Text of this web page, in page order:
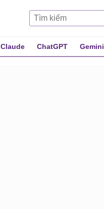
Claude ChatGPT Gemini